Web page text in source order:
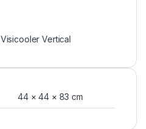
Visicooler Vertical
44 × 44 × 83 cm